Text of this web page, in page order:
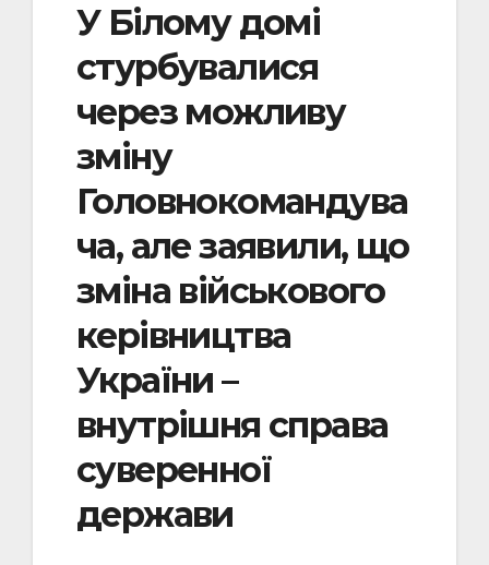
У Білому домі
стурбувалися
через можливу
зміну
Головнокомандува
ча, але заявили, що
зміна військового
керівництва
України –
внутрішня справа
суверенної
держави